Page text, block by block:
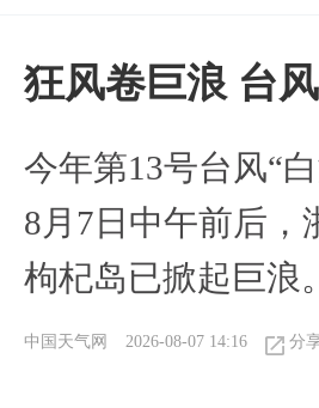
狂风卷巨浪 台
今年第13号台风“
8月7日中午前后，
枸杞岛已掀起巨浪。
中国天气网 2026-08-07 14:16 分